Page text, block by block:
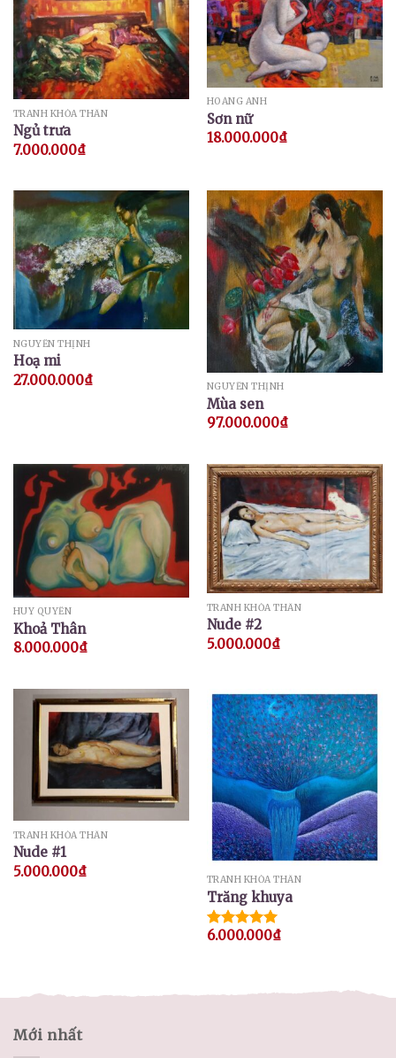
TRANH KHỎA THÂN
Ngủ trưa
7.000.000₫
HOÀNG ANH
Sơn nữ
18.000.000₫
NGUYỄN THỊNH
Hoạ mi
27.000.000₫ NGUYỄN THỊNH
Mùa sen
97.000.000₫
HUY QUYỂN
Khoả Thân
8.000.000₫
TRANH KHỎA THÂN
Nude #2
5.000.000₫
TRANH KHỎA THÂN
Nude #1
5.000.000₫
TRANH KHỎA THÂN
Trăng khuya
Được xếp
6.000.000₫
Mới nhất